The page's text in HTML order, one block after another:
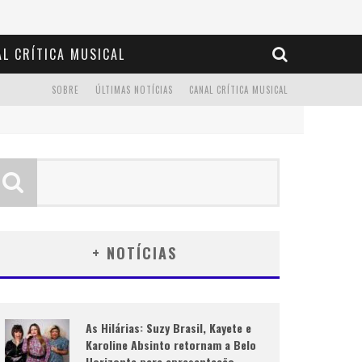
CRÍTICA MUSICAL
CANAL CRÍTICA MUSICAL
ÚLTIMAS NOTÍCIAS
SOBRE
+ NOTÍCIAS
As Hilárias: Suzy Brasil, Kayete e
Karoline Absinto retornam a Belo